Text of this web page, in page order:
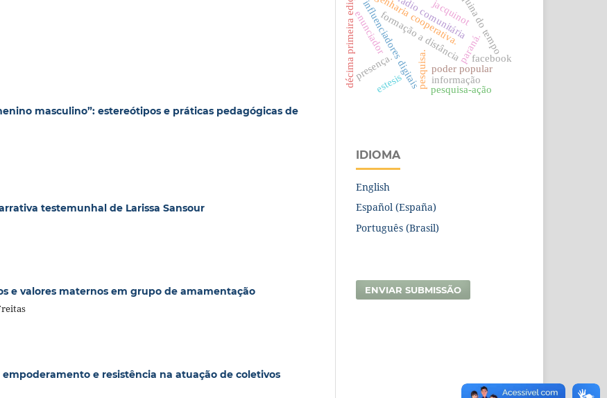
masculino”: estereótipos e práticas pedagógicas de
testemunhal de Larissa Sansour
e valores maternos em grupo de amamentação
empoderamento e resistência na atuação de coletivos
influenciadores digitais
engenharia cooperativa.
formação a distância
jacquinot
presença.
décima primeira edição máquina do tempo
pesquisa.
rádio comunitária
poder popular
paraná.
informação
enunciador
estesis pesquisa-ação
facebook
IDIOMA
English
Español (España)
Português (Brasil)
ENVIAR SUBMISSÃO